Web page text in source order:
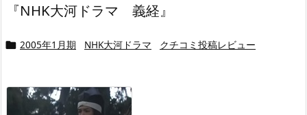
『NHK大河ドラマ 義経』
 2005年1月期 NHK大河ドラマ クチコミ投稿レビュー